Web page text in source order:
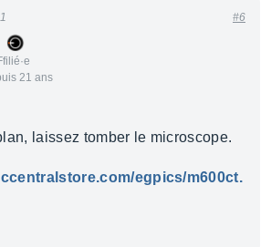
21 ans
#6
laissez tomber le microscope.
egpics/m600ct.